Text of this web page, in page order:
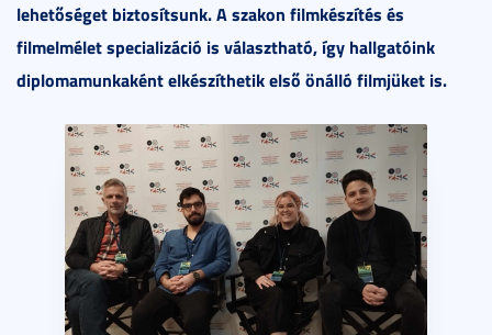
lehetőséget biztosítsunk. A szakon filmkészítés és
filmelmélet specializáció is választható, így hallgatóink
diplomamunkaként elkészíthetik első önálló filmjüket is.